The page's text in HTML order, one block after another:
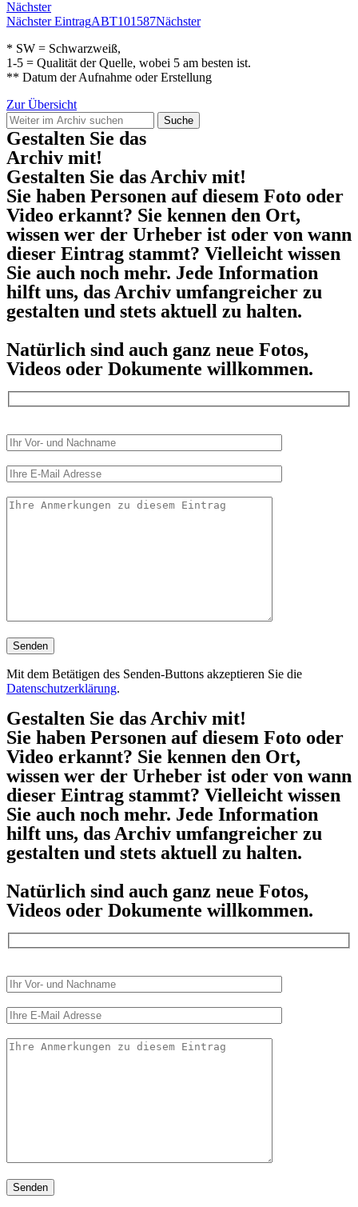
Nächster
Nächster EintragABT101587Nächster
* SW = Schwarzweiß,
1-5 = Qualität der Quelle, wobei 5 am besten ist.
** Datum der Aufnahme oder Erstellung
Zur Übersicht
Suche
Gestalten Sie das
Archiv mit!
Gestalten Sie das Archiv mit!
Sie haben Personen auf diesem Foto oder
Video erkannt? Sie kennen den Ort,
wissen wer der Urheber ist oder von wann
dieser Eintrag stammt? Vielleicht wissen
Sie auch noch mehr. Jede Information
hilft uns, das Archiv umfangreicher zu
gestalten und stets aktuell zu halten.
Natürlich sind auch ganz neue Fotos,
Videos oder Dokumente willkommen.
Mit dem Betätigen des Senden-Buttons akzeptieren Sie die
Datenschutzerklärung.
Gestalten Sie das Archiv mit!
Sie haben Personen auf diesem Foto oder
Video erkannt? Sie kennen den Ort,
wissen wer der Urheber ist oder von wann
dieser Eintrag stammt? Vielleicht wissen
Sie auch noch mehr. Jede Information
hilft uns, das Archiv umfangreicher zu
gestalten und stets aktuell zu halten.
Natürlich sind auch ganz neue Fotos,
Videos oder Dokumente willkommen.